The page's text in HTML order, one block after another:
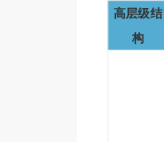
高层级结
构